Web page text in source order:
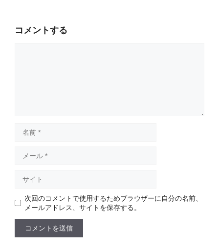
コメントする
次回のコメントで使用するためブラウザーに自分の名前、
メールアドレス、サイトを保存する。